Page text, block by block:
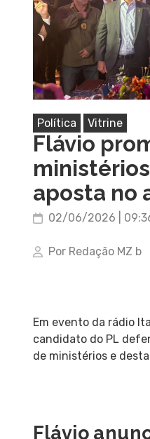
Política Vitrine
Flávio
aposta no
02/06/2026 |
Por Redação MZ b
Em evento da rádio
candidato do PL
de ministérios e
Flávio